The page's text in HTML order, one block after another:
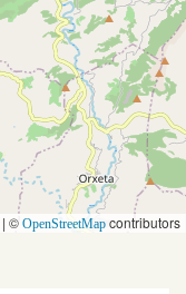
| © OpenStreetMap contributors